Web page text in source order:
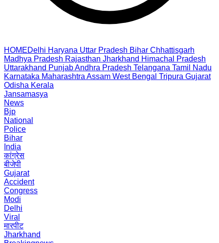
HOMEDelhi Haryana Uttar Pradesh Bihar Chhattisgarh
Madhya Pradesh Rajasthan Jharkhand Himachal Pradesh
Uttarakhand PunjabAndhra Pradesh Telangana Tamil Nadu
Karnataka Maharashtra Assam West Bengal Tripura Gujarat
Odisha Kerala
Jansamasya
News
Bjp
National
Police
Bihar
India
कांग्रेस
बीजेपी
Gujarat
Accident
Congress
Modi
Delhi
Viral
मारपीट
Jharkhand